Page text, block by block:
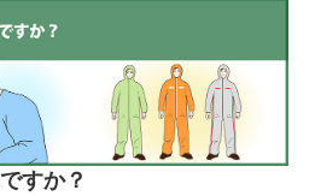
ります。いずれも、超極細繊維ででき
して使用されています。花...
すか？